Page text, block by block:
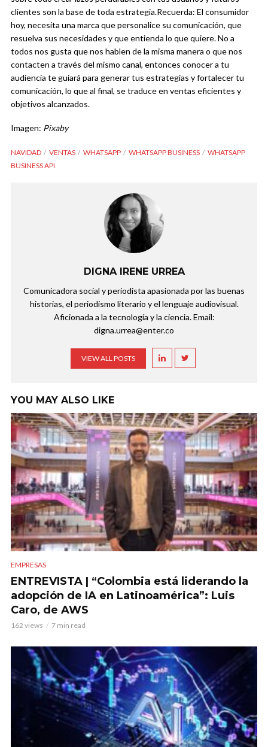
clientes son la base de toda estrategia.Recuerda: El consumidor
hoy, necesita una marca que personalice su comunicación, que
resuelva sus necesidades y que entienda lo que quiere. No a
todos nos gusta que nos hablen de la misma manera o que nos
contacten a través del mismo canal, entonces conocer a tu
audiencia te guiará para generar tus estrategias y fortalecer tu
comunicación, lo que al final, se traduce en ventas eficientes y
objetivos alcanzados.
Imagen: Pixaby
NAVIDAD VENTAS WHATSAPP WHATSAPP BUSINESS
WHATSAPP
BUSINESS API
DIGNA IRENE URREA
Comunicadora social y periodista apasionada por las buenas
historias, el periodismo literario y el lenguaje audiovisual.
Aficionada a la tecnología y la ciencia. Email:
digna.urrea@enter.co
VIEW ALL POSTS
YOU MAY ALSO LIKE
EMPRESAS
ENTREVISTA | “Colombia está liderando la
adopción de IA en Latinoamérica”: Luis
Caro, de AWS
162 views 7 min read